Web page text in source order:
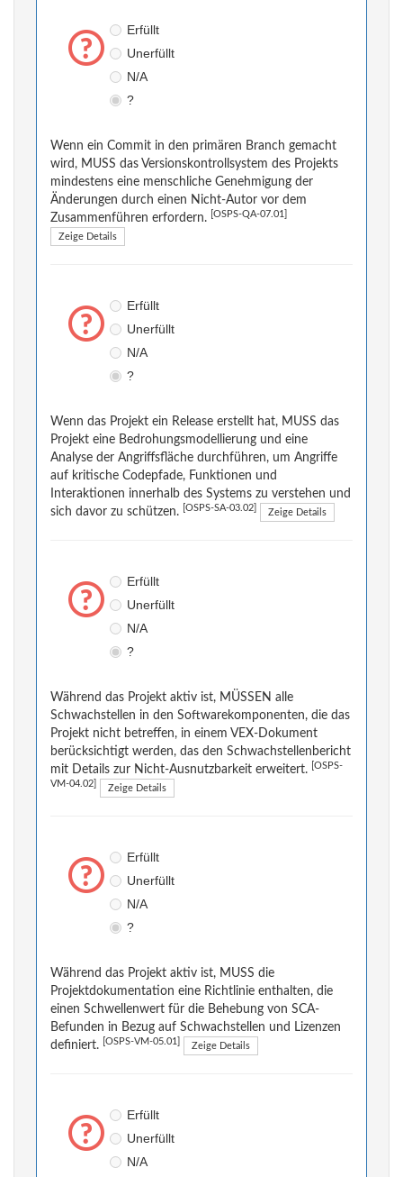
Erfüllt
Unerfüllt
N/A
?
Wenn ein Commit in den primären Branch gemacht
wird, MUSS das Versionskontrollsystem des Projekts
mindestens eine menschliche Genehmigung der
Änderungen durch einen Nicht-Autor vor dem
Zusammenführen erfordern.
[OSPS-QA-07.01]
Zeige Details
Erfüllt
Unerfüllt
N/A
?
Wenn das Projekt ein Release erstellt hat, MUSS das
Projekt eine Bedrohungsmodellierung und eine
Analyse der Angriffsfläche durchführen, um Angriffe
auf kritische Codepfade, Funktionen und
Interaktionen innerhalb des Systems zu verstehen und
sich davor zu schützen.
[OSPS-SA-03.02] Zeige Details
Erfüllt
Unerfüllt
N/A
?
Während das Projekt aktiv ist, MÜSSEN alle
Schwachstellen in den Softwarekomponenten, die das
Projekt nicht betreffen, in einem VEX-Dokument
berücksichtigt werden, das den Schwachstellenbericht
mit Details zur Nicht-Ausnutzbarkeit erweitert.
[OSPS-
VM-04.02] Zeige Details
Erfüllt
Unerfüllt
N/A
?
Während das Projekt aktiv ist, MUSS die
Projektdokumentation eine Richtlinie enthalten, die
einen Schwellenwert für die Behebung von SCA-
Befunden in Bezug auf Schwachstellen und Lizenzen
definiert.
[OSPS-VM-05.01] Zeige Details
Erfüllt
Unerfüllt
N/A